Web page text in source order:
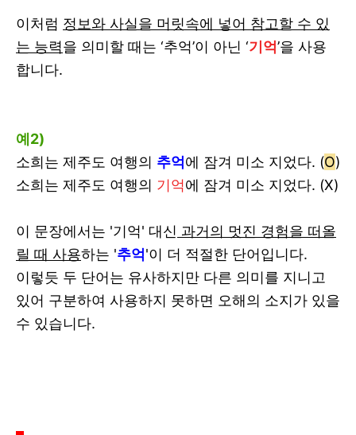
이처럼 정보와 사실을 머릿속에 넣어 참고할 수 있
는 능력을 의미할 때는 ‘추억’이 아닌 ‘기억’을 사용
합니다.
예2)
소희는 제주도 여행의 추억에 잠겨 미소 지었다. (O)
소희는 제주도 여행의 기억에 잠겨 미소 지었다. (X)
이 문장에서는 '기억' 대신 과거의 멋진 경험을 떠올
릴 때 사용하는 '추억'이 더 적절한 단어입니다.
이렇듯 두 단어는 유사하지만 다른 의미를 지니고
있어 구분하여 사용하지 못하면 오해의 소지가 있을
수 있습니다.